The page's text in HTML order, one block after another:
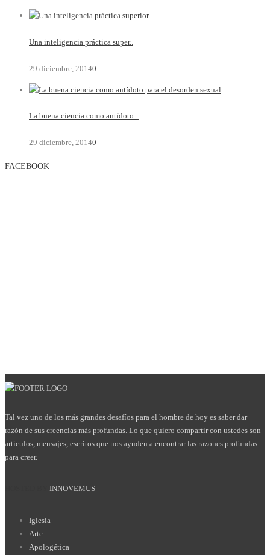
Una inteligencia práctica super..
29 diciembre, 20140
La buena ciencia como antídoto ..
29 diciembre, 20140
FACEBOOK
Tal vez uno de los más grandes desafíos para el hombre de hoy es saber dar
razón de sus creencias más profundas. Lo que quiero compartir con ustedes son
artículos, mensajes, escritos que nos ayuden a encontrar las razones profundas
para creer.
INNOVEMUS
Iglesia
Arte
Apologética